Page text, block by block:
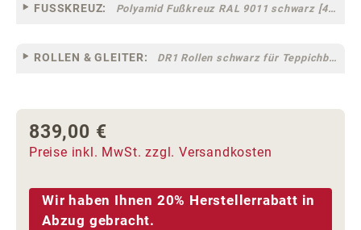
FUSSKREUZ: Polyamid Fußkreuz RAL 9011 schwarz [44]
ROLLEN & GLEITER: DR1 Rollen schwarz für Teppichböden [10]
Regulärer Preis:
839,00 €
Preise inkl. MwSt. zzgl. Versandkosten
Wir haben Ihnen 20% Herstellerrabatt in
Abzug gebracht.